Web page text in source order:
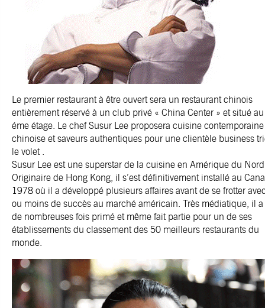
Le premier restaurant à être ouvert sera un restaurant chinois
entièrement réservé à un club privé « China Center » et situé
éme étage. Le chef Susur Lee proposera cuisine contemporaine
chinoise et saveurs authentiques pour une clientèle business
le volet .
Susur Lee est une superstar de la cuisine en Amérique du
Originaire de Hong Kong, il s’est définitivement installé au
1978 où il a développé plusieurs affaires avant de se frotter
ou moins de succès au marché américain. Très médiatique, il a
de nombreuses fois primé et même fait partie pour un de ses
établissements du classement des 50 meilleurs restaurants du
monde.